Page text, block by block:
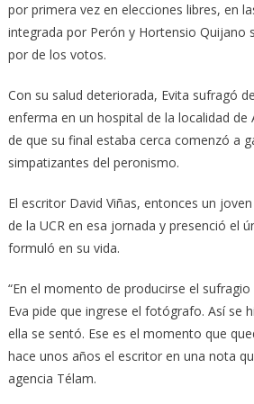
por primera vez en elecciones libres, en
integrada por Perón y Hortensio Quijano
por de los votos.
Con su salud deteriorada, Evita sufragó
enferma en un hospital de la localidad de
de que su final estaba cerca comenzó a
simpatizantes del peronismo.
El escritor David Viñas, entonces un
de la UCR en esa jornada y presenció el
formuló en su vida.
“En el momento de producirse el
Eva pide que ingrese el fotógrafo. Así se
ella se sentó. Ese es el momento que
hace unos años el escritor en una nota
agencia Télam.